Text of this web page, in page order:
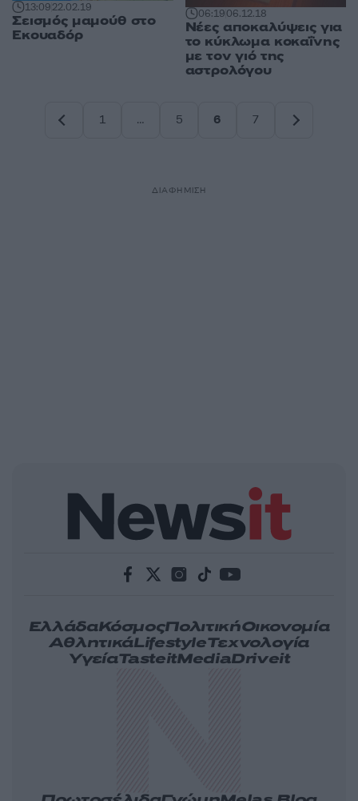
13:0922.02.19
Σεισμός μαμούθ στο
Εκουαδόρ
06:1906.12.18
Νέες αποκαλύψεις για
το κύκλωμα κοκαΐνης
με τον γιό της
αστρολόγου
1
…
5
6
7
ΔΙΑΦΗΜΙΣΗ
ΕλλάδαΚόσμοςΠολιτικήΟικονομία
ΑθλητικάLifestyleΤεχνολογία
ΥγείαTasteitMediaDriveit